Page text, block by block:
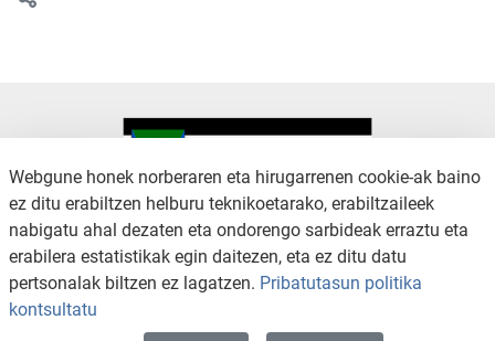
KONTAKTUA
LEGE OHARRA
SALAKETA KANALA
PRIBATUTASUN POLITIKA
Webgune honek norberaren eta hirugarrenen cookie-ak baino
ez ditu erabiltzen helburu teknikoetarako, erabiltzaileek
nabigatu ahal dezaten eta ondorengo sarbideak erraztu eta
erabilera estatistikak egin daitezen, eta ez ditu datu
pertsonalak biltzen ez lagatzen. Pribatutasun politika
kontsultatu